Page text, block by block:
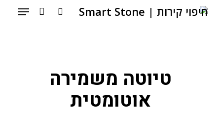
Skip
Menu
טיוטה משמירה
אוטומטית